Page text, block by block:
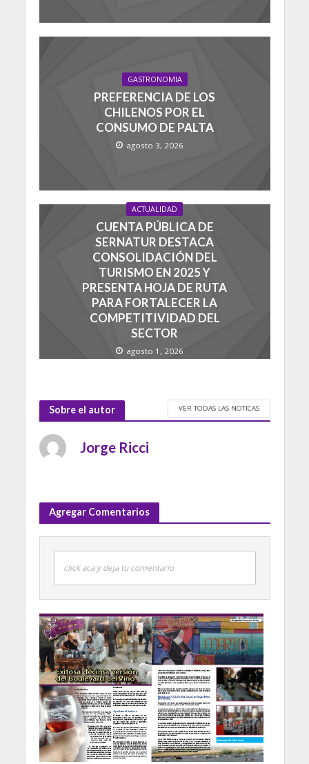
GASTRONOMIA
PREFERENCIA DE LOS
CHILENOS POR EL
CONSUMO DE PALTA
agosto 3, 2026
ACTUALIDAD
CUENTA PÚBLICA DE
SERNATUR DESTACA
CONSOLIDACIÓN DEL
TURISMO EN 2025 Y
PRESENTA HOJA DE RUTA
PARA FORTALECER LA
COMPETITIVIDAD DEL
SECTOR
agosto 1, 2026
Sobre el autor VER TODAS LAS NOTICAS
Jorge Ricci
Agregar Comentarios
click aca y deja tu comentario